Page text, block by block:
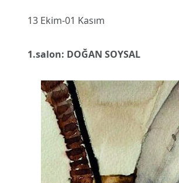
13 Ekim-01 Kasım
1.salon: DOĞAN SOYSAL